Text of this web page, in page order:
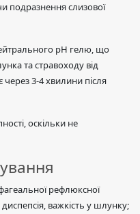
подразнення слизової
рН гелю, що
та стравоходу від
через 3-4 хвилини після
оскільки не
рефлюксної
важкість у шлунку;